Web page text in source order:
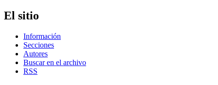
El sitio
Información
Secciones
Autores
Buscar en el archivo
RSS